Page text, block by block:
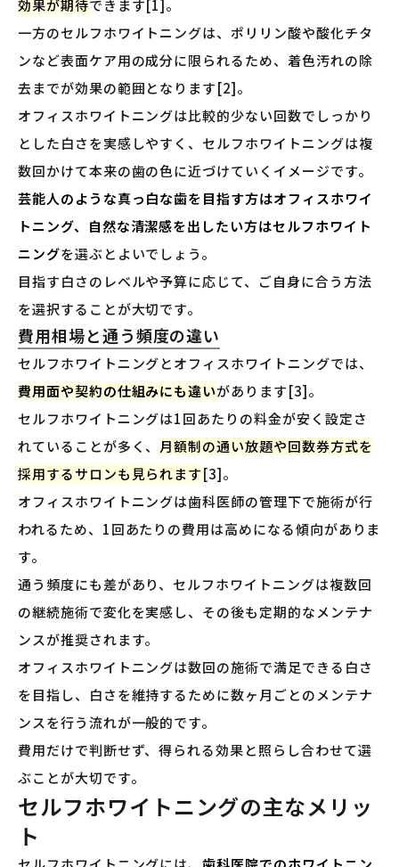
効果が期待できます[1]。
一方のセルフホワイトニングは、ポリリン酸や酸化チタ
ンなど表面ケア用の成分に限られるため、着色汚れの除
去までが効果の範囲となります[2]。
オフィスホワイトニングは比較的少ない回数でしっかり
とした白さを実感しやすく、セルフホワイトニングは複
数回かけて本来の歯の色に近づけていくイメージです。
芸能人のような真っ白な歯を目指す方はオフィスホワイ
トニング、自然な清潔感を出したい方はセルフホワイト
ニングを選ぶとよいでしょう。
目指す白さのレベルや予算に応じて、ご自身に合う方法
を選択することが大切です。
費用相場と通う頻度の違い
セルフホワイトニングとオフィスホワイトニングでは、
費用面や契約の仕組みにも違いがあります[3]。
セルフホワイトニングは1回あたりの料金が安く設定さ
れていることが多く、 月額制の通い放題や回数券方式を
採用するサロンも見られます[3]。
オフィスホワイトニングは歯科医師の管理下で施術が行
われるため、1回あたりの費用は高めになる傾向がありま
す。
通う頻度にも差があり、セルフホワイトニングは複数回
の継続施術で変化を実感し、その後も定期的なメンテナ
ンスが推奨されます。
オフィスホワイトニングは数回の施術で満足できる白さ
を目指し、白さを維持するために数ヶ月ごとのメンテナ
ンスを行う流れが一般的です。
費用だけで判断せず、得られる効果と照らし合わせて選
ぶことが大切です。
セルフホワイトニングの主なメリッ
ト